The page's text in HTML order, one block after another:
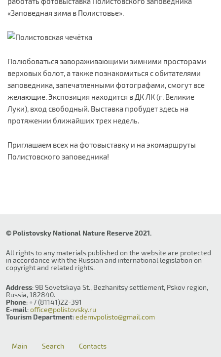
«Заповедная зима в Полистовье».
Полюбоваться завораживающими зимними просторами
верховых болот, а также познакомиться с обитателями
заповедника, запечатленными фотографами, смогут все
желающие. Экспозиция находится в ДК ЛК (г. Великие
Луки), вход свободный. Выставка пробудет здесь на
протяжении ближайших трех недель.
Приглашаем всех на фотовыставку и на экомаршруты
Полистовского заповедника!
© Polistovsky National Nature Reserve 2021.
All rights to any materials published on the website are protected
in accordance with the Russian and international legislation on
copyright and related rights.
Address: 9B Sovetskaya St., Bezhanitsy settlement, Pskov region,
Russia, 182840.
Phone: +7 (81141)22-391
E-mail:office@polistovsky.ru
Tourism Department:edemvpolisto@gmail.com
Main Search Contacts